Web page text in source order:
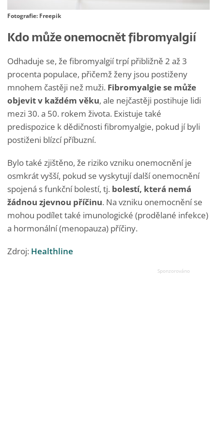
Fotografie: Freepik
Kdo může onemocnět fibromyalgií
Odhaduje se, že fibromyalgií trpí přibližně 2 až 3
procenta populace, přičemž ženy jsou postiženy
mnohem častěji než muži. Fibromyalgie se může
objevit v každém věku, ale nejčastěji postihuje lidi
mezi 30. a 50. rokem života. Existuje také
predispozice k dědičnosti fibromyalgie, pokud jí byli
postiženi blízcí příbuzní.
Bylo také zjištěno, že riziko vzniku onemocnění je
osmkrát vyšší, pokud se vyskytují další onemocnění
spojená s funkční bolestí, tj. bolestí, která nemá
žádnou zjevnou příčinu. Na vzniku onemocnění se
mohou podílet také imunologické (prodělané infekce)
a hormonální (menopauza) příčiny.
Zdroj: Healthline